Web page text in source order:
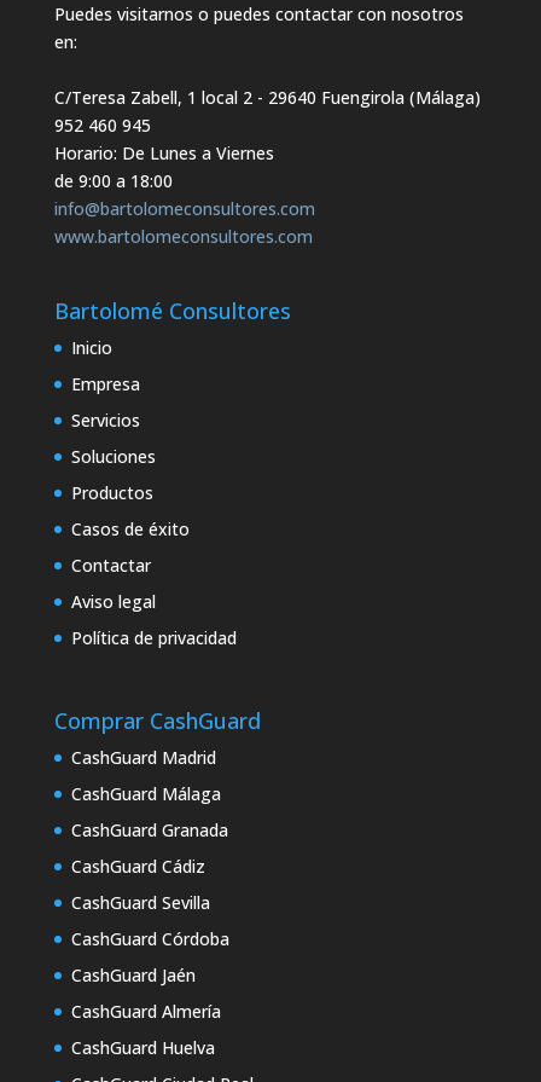
Puedes visitarnos o puedes contactar con nosotros
en:
C/Teresa Zabell, 1 local 2- 29640 Fuengirola (Málaga)
952 460 945
Horario: De Lunes a Viernes
de 9:00 a 18:00
info@bartolomeconsultores.com
www.bartolomeconsultores.com
Bartolomé Consultores
Inicio
Empresa
Servicios
Soluciones
Productos
Casos de éxito
Contactar
Aviso legal
Política de privacidad
Comprar CashGuard
CashGuard Madrid
CashGuard Málaga
CashGuard Granada
CashGuard Cádiz
CashGuard Sevilla
CashGuard Córdoba
CashGuard Jaén
CashGuard Almería
CashGuard Huelva